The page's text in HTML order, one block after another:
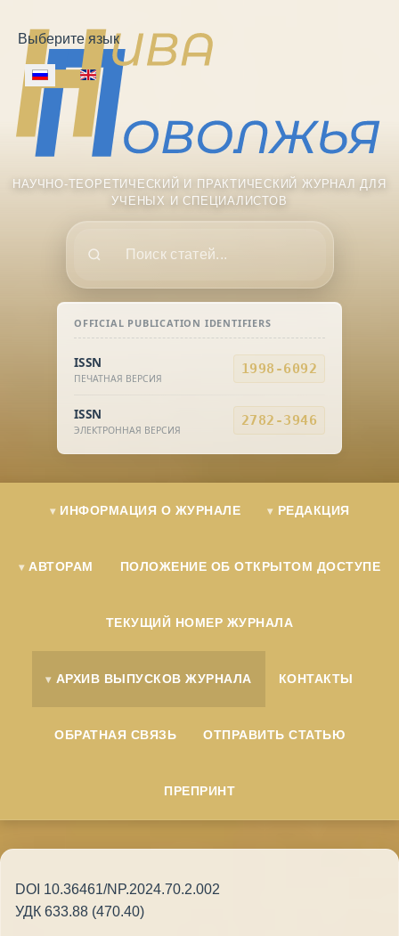
Выберите язык
OFFICIAL PUBLICATION IDENTIFIERS
ISSN
ПЕЧАТНАЯ ВЕРСИЯ
1998-6092
ISSN
ЭЛЕКТРОННАЯ ВЕРСИЯ
2782-3946
НАУЧНО-ТЕОРЕТИЧЕСКИЙ И ПРАКТИЧЕСКИЙ ЖУРНАЛ ДЛЯ
УЧЕНЫХ И СПЕЦИАЛИСТОВ
ИНФОРМАЦИЯ О ЖУРНАЛЕ РЕДАКЦИЯ
АВТОРАМ ПОЛОЖЕНИЕ ОБ ОТКРЫТОМ ДОСТУПЕ
ТЕКУЩИЙ НОМЕР ЖУРНАЛА
АРХИВ ВЫПУСКОВ ЖУРНАЛА КОНТАКТЫ
ОБРАТНАЯ СВЯЗЬ ОТПРАВИТЬ СТАТЬЮ
ПРЕПРИНТ
DOI 10.36461/NP.2024.70.2.002
УДК 633.88 (470.40)